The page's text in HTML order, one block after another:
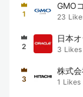
1
GMO
23
2
日本
3 Likes
3
株式
1 Likes